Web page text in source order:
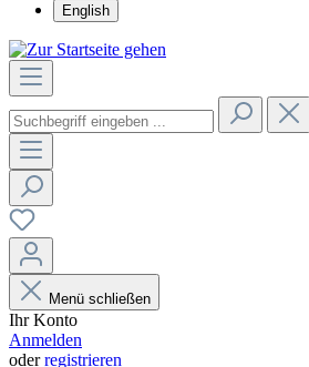
English
Menü schließen
Ihr Konto
Anmelden
oderregistrieren